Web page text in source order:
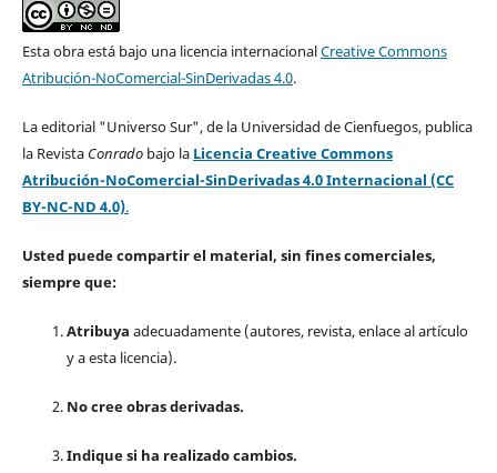
Esta obra está bajo una licencia internacionalCreative Commons
Atribución-NoComercial-SinDerivadas 4.0.
La editorial "Universo Sur", de la Universidad de Cienfuegos, publica
la Revista Conradobajo la Licencia Creative Commons
Atribución-NoComercial-SinDerivadas 4.0 Internacional (CC
BY-NC-ND 4.0).
Usted puede compartir el material, sin fines comerciales,
siempre que:
Atribuya adecuadamente (autores, revista, enlace al artículo
y a esta licencia).
No cree obras derivadas.
Indique si ha realizado cambios.